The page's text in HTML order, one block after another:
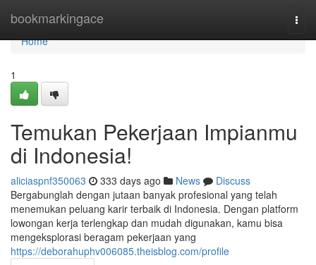
bookmarkingace
Home
Home
1
Temukan Pekerjaan Impianmu
di Indonesia!
aliciaspnf350063 333 days ago News
Discuss
Bergabunglah dengan jutaan banyak profesional yang telah
menemukan peluang karir terbaik di Indonesia. Dengan platform
lowongan kerja terlengkap dan mudah digunakan, kamu bisa
mengeksplorasi beragam pekerjaan yang
https://deborahuphv006085.theisblog.com/profile